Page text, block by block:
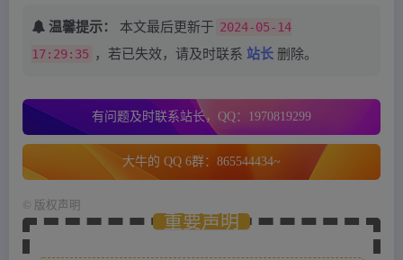
温馨提示： 本文最后更新于 2024-05-14
17:29:35
，若已失效，请及时联系 站长 删除。
有问题及时联系站长，QQ：1970819299
大牛的 QQ 6群：865544434~
版权声明
重要声明